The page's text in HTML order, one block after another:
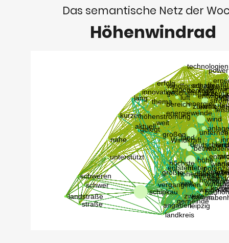
Das semantische Netz der
Höhenwindrad